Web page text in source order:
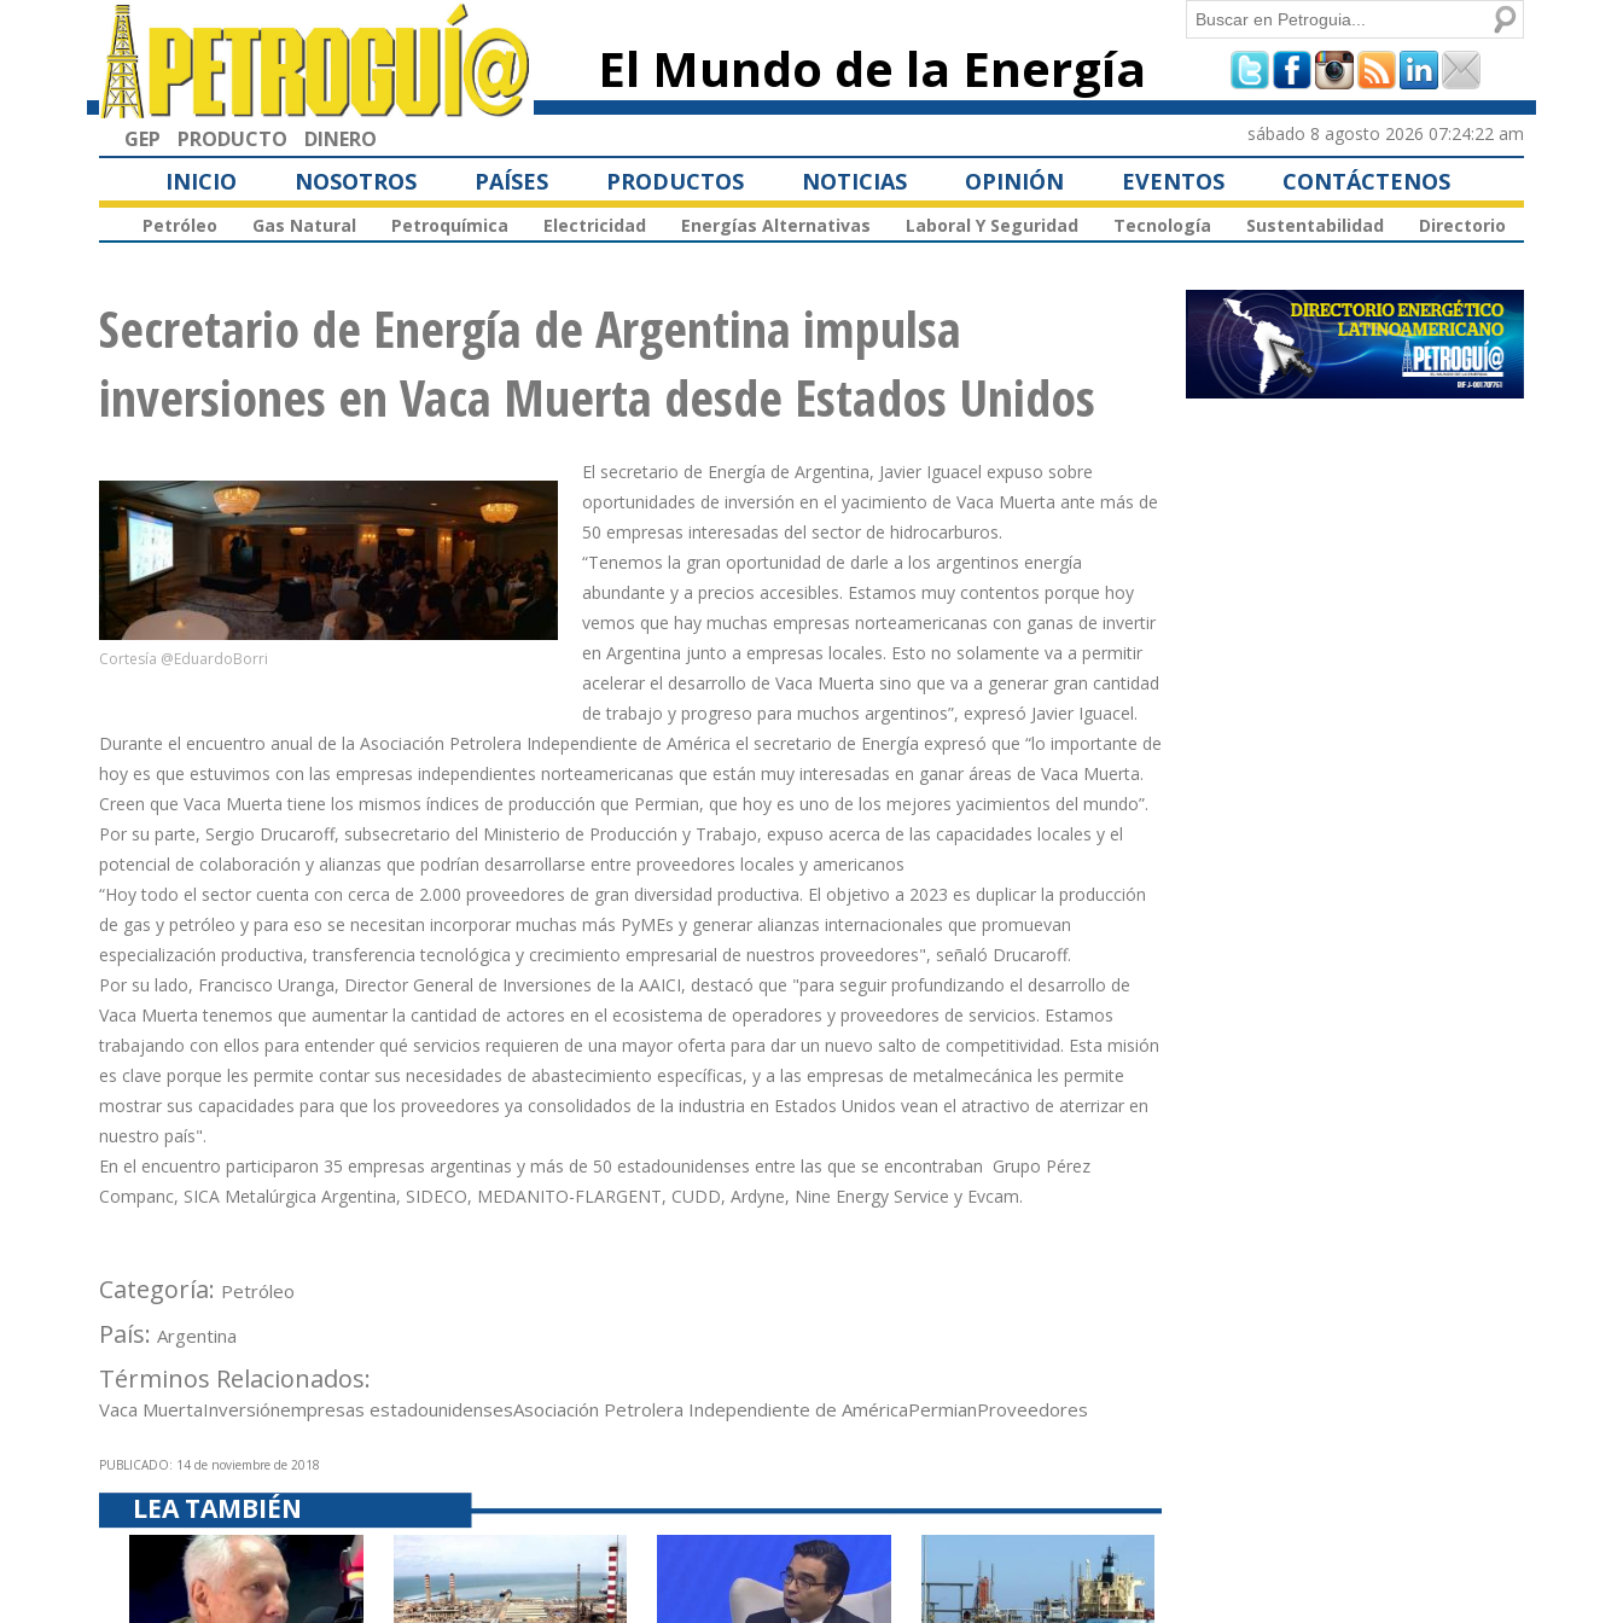
principal
El Mundo de la Energía
Formulario de
búsqueda
Buscar
GEP PRODUCTO DINERO sábado 8 agosto 2026 07:24:22 am
INICIO NOSOTROS PAÍSES PRODUCTOS NOTICIAS OPINIÓN EVENTOS CONTÁCTENOS
Petróleo Gas Natural Petroquímica Electricidad Energías Alternativas Laboral Y Seguridad Tecnología Sustentabilidad Directorio
Secretario de Energía de Argentina impulsa
inversiones en Vaca Muerta desde Estados Unidos
Cortesía @EduardoBorri
El secretario de Energía de Argentina, Javier Iguacel expuso sobre
oportunidades de inversión en el yacimiento de Vaca Muerta ante más de
50 empresas interesadas del sector de hidrocarburos.
“Tenemos la gran oportunidad de darle a los argentinos energía
abundante y a precios accesibles. Estamos muy contentos porque hoy
vemos que hay muchas empresas norteamericanas con ganas de invertir
en Argentina junto a empresas locales. Esto no solamente va a permitir
acelerar el desarrollo de Vaca Muerta sino que va a generar gran cantidad
de trabajo y progreso para muchos argentinos”, expresó Javier Iguacel.
Durante el encuentro anual de la Asociación Petrolera Independiente de América el secretario de Energía expresó que “lo importante de
hoy es que estuvimos con las empresas independientes norteamericanas que están muy interesadas en ganar áreas de Vaca Muerta.
Creen que Vaca Muerta tiene los mismos índices de producción que Permian, que hoy es uno de los mejores yacimientos del mundo”.
Por su parte, Sergio Drucaroff, subsecretario del Ministerio de Producción y Trabajo, expuso acerca de las capacidades locales y el
potencial de colaboración y alianzas que podrían desarrollarse entre proveedores locales y americanos
“Hoy todo el sector cuenta con cerca de 2.000 proveedores de gran diversidad productiva. El objetivo a 2023 es duplicar la producción
de gas y petróleo y para eso se necesitan incorporar muchas más PyMEs y generar alianzas internacionales que promuevan
especialización productiva, transferencia tecnológica y crecimiento empresarial de nuestros proveedores", señaló Drucaroff.
Por su lado, Francisco Uranga, Director General de Inversiones de la AAICI, destacó que "para seguir profundizando el desarrollo de
Vaca Muerta tenemos que aumentar la cantidad de actores en el ecosistema de operadores y proveedores de servicios. Estamos
trabajando con ellos para entender qué servicios requieren de una mayor oferta para dar un nuevo salto de competitividad. Esta misión
es clave porque les permite contar sus necesidades de abastecimiento específicas, y a las empresas de metalmecánica les permite
mostrar sus capacidades para que los proveedores ya consolidados de la industria en Estados Unidos vean el atractivo de aterrizar en
nuestro país".
En el encuentro participaron 35 empresas argentinas y más de 50 estadounidenses entre las que se encontraban Grupo Pérez
Companc, SICA Metalúrgica Argentina, SIDECO, MEDANITO-FLARGENT, CUDD, Ardyne, Nine Energy Service y Evcam.
Categoría: Petróleo
País: Argentina
Términos Relacionados:
Vaca MuertaInversiónempresas estadounidensesAsociación Petrolera Independiente de AméricaPermianProveedores
PUBLICADO: 14 de noviembre de 2018
LEA TAMBIÉN